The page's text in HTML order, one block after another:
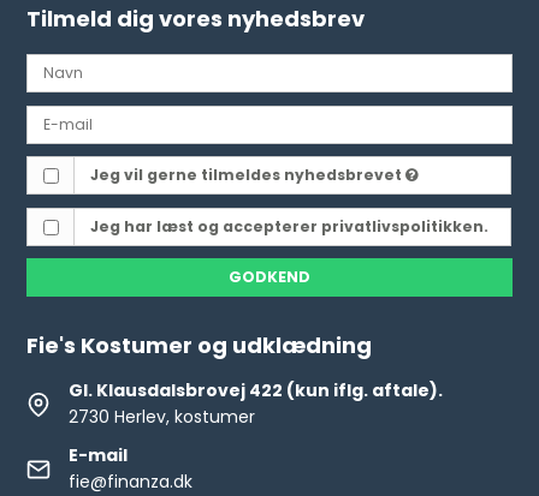
Tilmeld dig vores nyhedsbrev
Jeg vil gerne tilmeldes nyhedsbrevet
Jeg har læst og accepterer privatlivspolitikken.
GODKEND
Fie's Kostumer og udklædning
Gl. Klausdalsbrovej 422 (kun iflg. aftale).
2730 Herlev, kostumer
E-mail
fie@finanza.dk